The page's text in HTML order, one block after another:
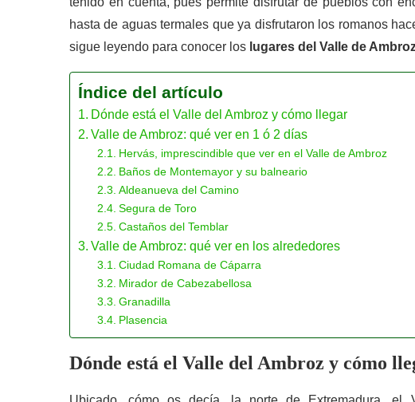
hasta de aguas termales que ya disfrutaron los romanos
sigue leyendo para conocer los lugares del Valle de
Índice del artículo
Dónde está el Valle del Ambroz y cómo llegar
Valle de Ambroz: qué ver en 1 ó 2 días
Hervás, imprescindible que ver en el Valle de Ambroz
Baños de Montemayor y su balneario
Aldeanueva del Camino
Segura de Toro
Castaños del Temblar
Valle de Ambroz: qué ver en los alrededores
Ciudad Romana de Cáparra
Mirador de Cabezabellosa
Granadilla
Plasencia
Dónde está el Valle del Ambroz y cómo